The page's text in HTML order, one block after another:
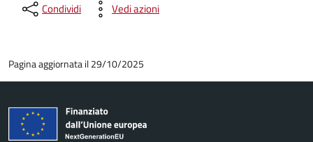
Condividi Vedi azioni
Pagina aggiornata il 29/10/2025